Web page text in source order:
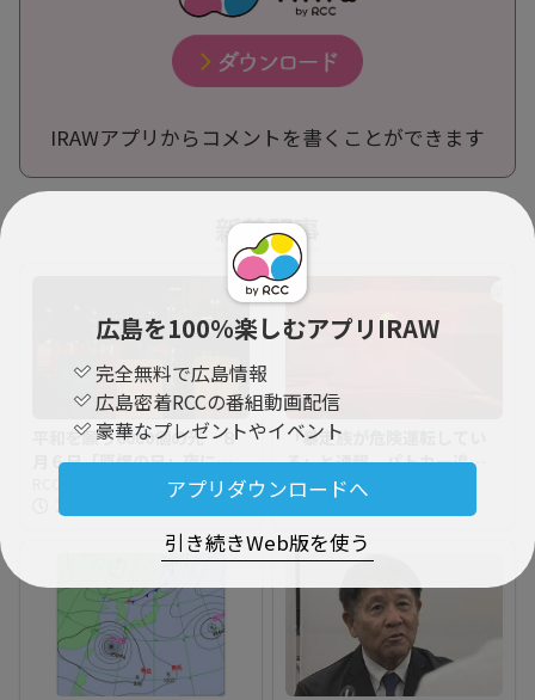
広島を100％楽しむアプリIRAW
完全無料で広島情報
広島密着RCCの番組動画配信
豪華なプレゼントやイベント
アプリダウンロードへ
引き続きWeb版を使う
IRAWアプリからコメントを書くことができます
新着記事
平和を願う6000個の光 ８
月６日「原爆の日」夜に、
犠牲者を追悼する灯ろう流
し 原爆ドーム前を流れる
2026.08.07 12:06 0
「暴走族が危険運転してい
る」と通報 パトカー追跡
中に原付バイク同士が接触
して転倒 乗っていた３人
はバイクを乗り捨て逃走で
警察は行方追う 広島
RCCニュース
2026.08.07 12:05